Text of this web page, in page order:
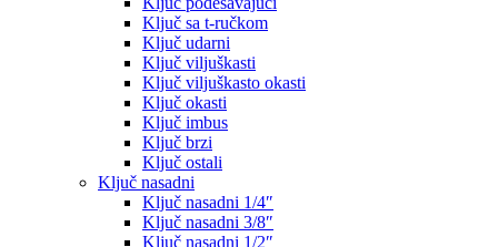
Ključ sa t-ručkom
Ključ udarni
Ključ viljuškasti
Ključ viljuškasto okasti
Ključ okasti
Ključ imbus
Ključ brzi
Ključ ostali
Ključ nasadni
Ključ nasadni 1/4″
Ključ nasadni 3/8″
Ključ nasadni 1/2″